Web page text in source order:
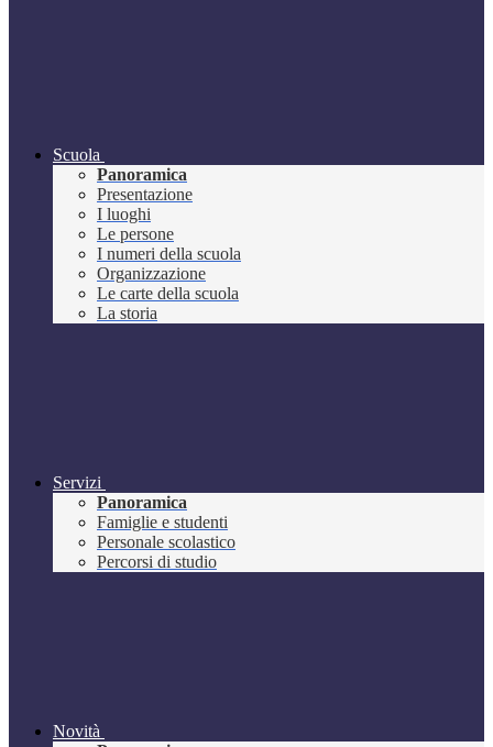
Scuola
Panoramica
Presentazione
I luoghi
Le persone
I numeri della scuola
Organizzazione
Le carte della scuola
La storia
Servizi
Panoramica
Famiglie e studenti
Personale scolastico
Percorsi di studio
Novità